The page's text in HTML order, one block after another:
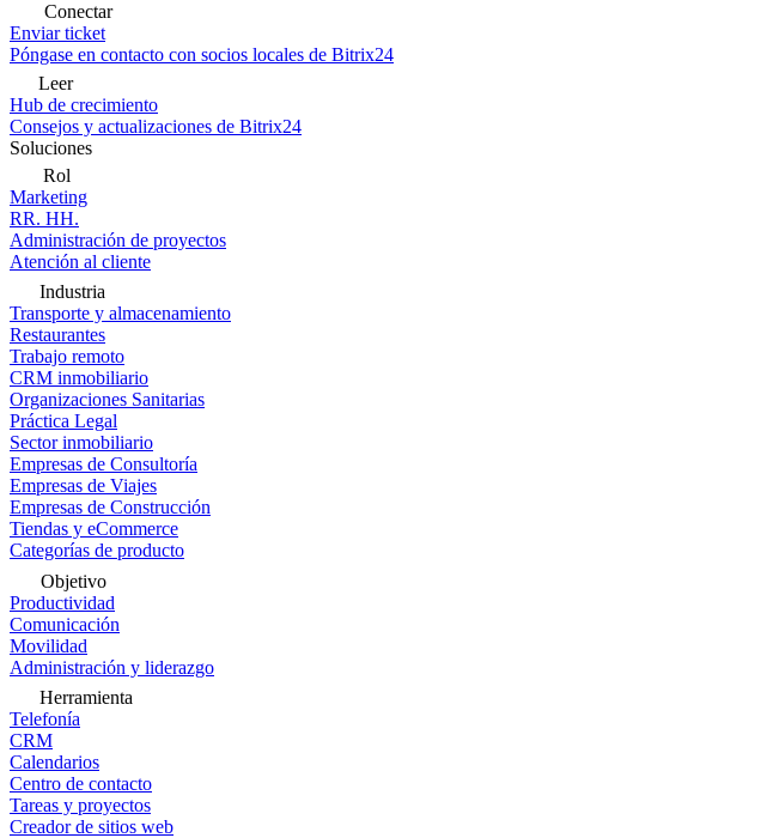
Conectar
Enviar ticket
Póngase en contacto con socios locales de Bitrix24
Leer
Hub de crecimiento
Consejos y actualizaciones de Bitrix24
Soluciones
Rol
Marketing
RR. HH.
Administración de proyectos
Atención al cliente
Industria
Transporte y almacenamiento
Restaurantes
Trabajo remoto
CRM inmobiliario
Organizaciones Sanitarias
Práctica Legal
Sector inmobiliario
Empresas de Consultoría
Empresas de Viajes
Empresas de Construcción
Tiendas y eCommerce
Categorías de producto
Objetivo
Productividad
Comunicación
Movilidad
Administración y liderazgo
Herramienta
Telefonía
CRM
Calendarios
Centro de contacto
Tareas y proyectos
Creador de sitios web